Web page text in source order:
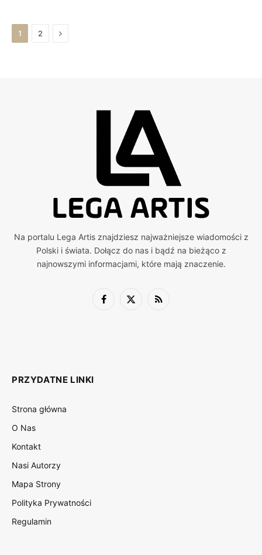
1 2 Next
Na portalu Lega Artis znajdziesz najważniejsze wiadomości z
Polski i świata. Dołącz do nas i bądź na bieżąco z
najnowszymi informacjami, które mają znaczenie.
Facebook
X
RSS
PRZYDATNE LINKI
Strona główna
O Nas
Kontakt
Nasi Autorzy
Mapa Strony
Polityka Prywatności
Regulamin